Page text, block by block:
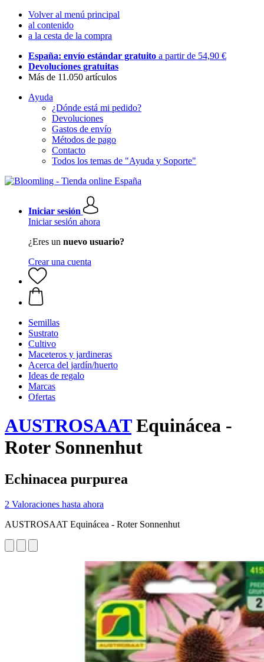
Volver al menú principal
al contenido
a la cesta de la compra
España: envío estándar gratuito a partir de 54,90 €
Devoluciones gratuitas
Más de 11.050 artículos
Ayuda
¿Dónde está mi pedido?
Devoluciones
Gastos de envío
Métodos de pago
Contacto
Todos los temas de "Ayuda y Soporte"
Iniciar sesión
Iniciar sesión ahora
¿Eres un nuevo usuario?
Crear una cuenta
Semillas
Sustrato
Cultivo
Maceteros y jardineras
Acerca del jardín/huerto
Ideas de regalo
Marcas
Ofertas
AUSTROSAATEquinácea -
Roter Sonnenhut
Echinacea purpurea
2 Valoraciones hasta ahora
AUSTROSAAT Equinácea - Roter Sonnenhut